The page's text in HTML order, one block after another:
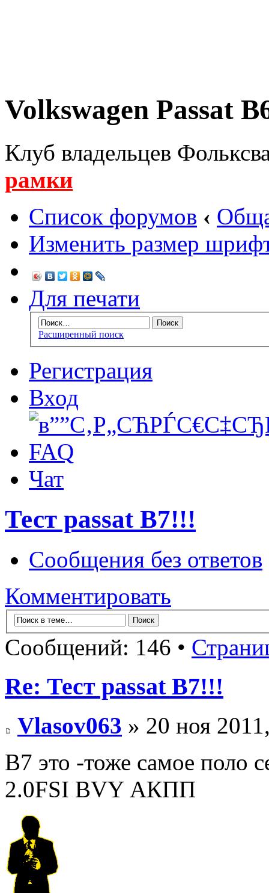
Volkswagen Passat
Клуб владельцев
рамки
Список форумов ‹
Изменить размер
Для печати
Расширенный поиск
Регистрация
Вход
FAQ
Чат
Тест passat B7!!!
Сообщения без ответов
Комментировать
Сообщений: 146 •
Re: Тест passat B7!!!
Vlasov063 » 20 ноя
В7 это -тоже самое поло
2.0FSI BVY АКПП